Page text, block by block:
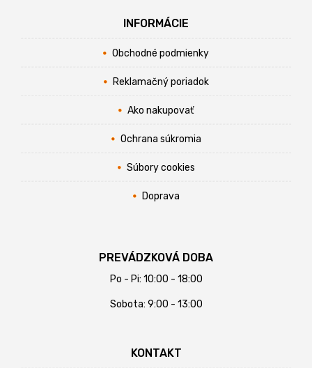
INFORMÁCIE
Obchodné podmienky
Reklamačný poriadok
Ako nakupovať
Ochrana súkromia
Súbory cookies
Doprava
PREVÁDZKOVÁ DOBA
Po - Pi: 10:00 - 18:00
Sobota: 9:00 - 13:00
KONTAKT